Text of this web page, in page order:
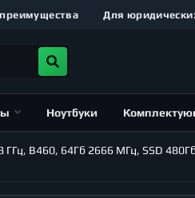
Для
Ноутбуки
B460, 64Гб 2666 МГц, SSD